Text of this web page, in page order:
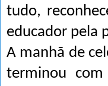
tudo,
educador pela
A manhã de
terminou